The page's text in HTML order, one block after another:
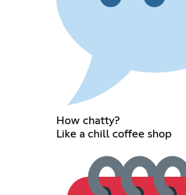
How chatty?
Like a chill coffee shop